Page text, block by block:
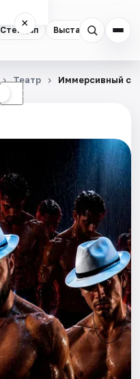
Стендап Выставки
×
☾
Театр Иммерсивный